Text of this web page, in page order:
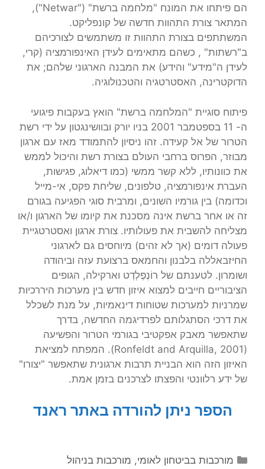
הם פיתחו את המונח "מלחמה ברשת" ("Netwar"),
המתאר צורת התהוות חדשה של קונפליקט.
המשתתפים בצורת התהוות זו משתמשים לצורכיהם
ב"רשתות" , כשהם מתאימים לעידן האינפורמציה (קרי,
לעידן ה"מידע" והידע) את המבנה הארגוני שלהם; את
הדוקטרינה, האסטרטגיה והטכנולוגיה.
פיתוח סוגיית "המלחמה ברשת" הואץ בעקבות פיגועי
ה- 11 בספטמבר 2001 בניו יורק ובוושינגטון על ידי רשת
הטרור של אל קעידה. זהו ניסיון להתמודד מאז עם ארגון
מבוזר, הפרוס ברחבי העולם בצורת רשת והיכול לממש
את כוונותיו, ללא קשר ממשי (כמו דיאלוג, פגישות,
העברת אינפורמציה, טלפונים, שליחת פקס, אי-מייל
וכדומה) בין גורמיו השונים, ומרבית סוגי הפגיעה בגורם
זה או אחר ברשת אינה מסכנת את קיומו של הארגון ו/או
מצליחה להשבית את פעולותיו. צורת ארגון ואסטרטגיית
פעולה דומים (אך לא זהים) מיוחסים גם לארגוני
החיזבאללה בלבנון והחמאס ברצועת עזה וביהודה
ושומרון. לטענתם של רוֹנְפֶלְדְט וארקילה, הגופים
הציבוריים חייבים למצוא איזון חדש בין מערכות היררכיות
שמרניות למערכות שטוחות דינאמיות, על מנת לשכלל
את דרכי הסתגלותם לפרדיגמה החדשה, בדרך
שתאפשר מאבק אפקטיבי בגורמי הטרור והפשיעה
(Ronfeldt and Arquilla, 2001). המפתח למציאת
האיזון הזה הוא הבניית תרבות ארגונית שתאפשר "יצורו"
של ידע רלוונטי והפצתו לצרכנים בזמן אמת.
הספר ניתן להורדה באתר ראנד
קטגוריות
מורכבות בביטחון לאומי, מורכבות בניהול